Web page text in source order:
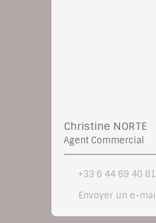
Christine NORTE
Agent Commercial
+33 6 44 69 40 81
Envoyer un e-mail